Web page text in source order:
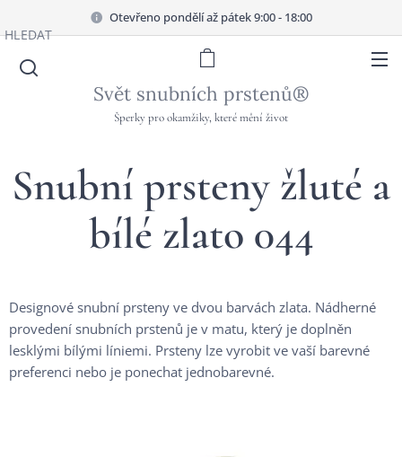
Otevřeno pondělí až pátek 9:00 - 18:00
Svět snubních prstenů®
Šperky pro okamžiky, které mění život
HLEDAT
Snubní prsteny žluté a
bílé zlato 044
Designové snubní prsteny ve dvou barvách zlata. Nádherné
provedení snubních prstenů je v matu, který je doplněn
lesklými bílými líniemi. Prsteny lze vyrobit ve vaší barevné
preferenci nebo je ponechat jednobarevné.